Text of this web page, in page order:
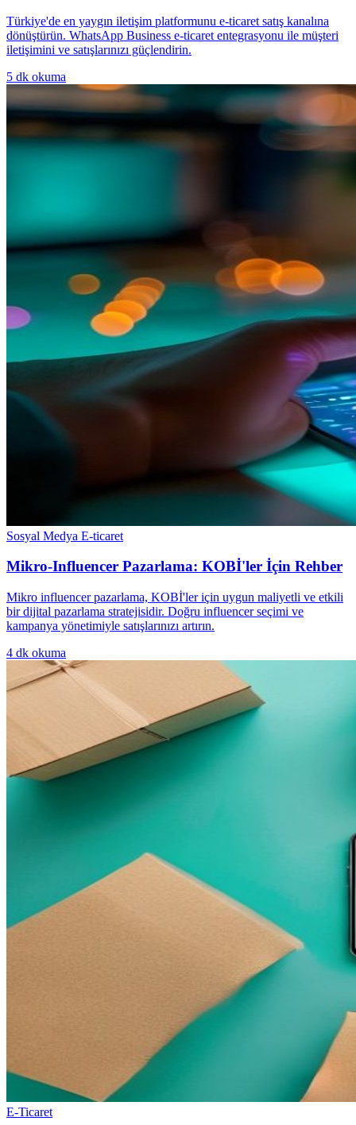
Türkiye'de en yaygın iletişim platformunu e-ticaret satış kanalına
dönüştürün. WhatsApp Business e-ticaret entegrasyonu ile müşteri
iletişimini ve satışlarınızı güçlendirin.
5 dk okuma
Sosyal Medya E-ticaret
Mikro-Influencer Pazarlama: KOBİ'ler İçin Rehber
Mikro influencer pazarlama, KOBİ'ler için uygun maliyetli ve etkili
bir dijital pazarlama stratejisidir. Doğru influencer seçimi ve
kampanya yönetimiyle satışlarınızı artırın.
4 dk okuma
E-Ticaret